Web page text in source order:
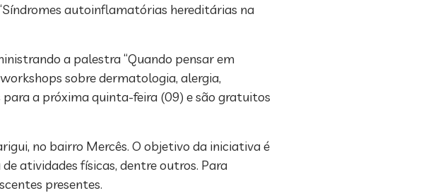
autoinflamatórias hereditárias na
a palestra “Quando pensar em
sobre dermatologia, alergia,
a próxima quinta-feira (09) e são gratuitos
no bairro Mercês. O objetivo da iniciativa é
atividades físicas, dentre outros. Para
presentes.